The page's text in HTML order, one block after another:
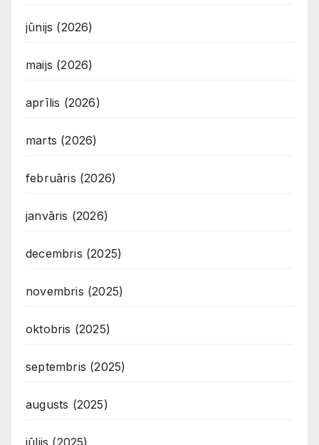
jūnijs (2026)
maijs (2026)
aprīlis (2026)
marts (2026)
februāris (2026)
janvāris (2026)
decembris (2025)
novembris (2025)
oktobris (2025)
septembris (2025)
augusts (2025)